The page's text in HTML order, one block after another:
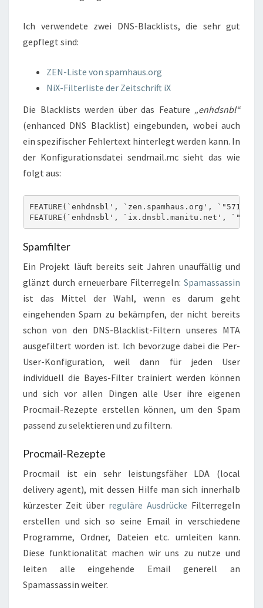
Ich verwendete zwei DNS-Blacklists, die sehr gut
gepflegt sind:
ZEN-Liste von spamhaus.org
NiX-Filterliste der Zeitschrift iX
Die Blacklists werden über das Feature „enhdsnbl“
(enhanced DNS Blacklist) eingebunden, wobei auch
ein spezifischer Fehlertext hinterlegt werden kann. In
der Konfigurationsdatei sendmail.mc sieht das wie
folgt aus:
FEATURE(`enhdnsbl', `zen.spamhaus.org',
FEATURE(`enhdnsbl', `ix.dnsbl.manitu.net',
Spamfilter
Ein Projekt läuft bereits seit Jahren unauffällig und
glänzt durch erneuerbare Filterregeln: Spamassassin
ist das Mittel der Wahl, wenn es darum geht
eingehenden Spam zu bekämpfen, der nicht bereits
schon von den DNS-Blacklist-Filtern unseres MTA
ausgefiltert worden ist. Ich bevorzuge dabei die Per-
User-Konfiguration, weil dann für jeden User
individuell die Bayes-Filter trainiert werden können
und sich vor allen Dingen alle User ihre eigenen
Procmail-Rezepte erstellen können, um den Spam
passend zu selektieren und zu filtern.
Procmail-Rezepte
Procmail ist ein sehr leistungsfäher LDA (local
delivery agent), mit dessen Hilfe man sich innerhalb
kürzester Zeit über reguläre Ausdrücke Filterregeln
erstellen und sich so seine Email in verschiedene
Programme, Ordner, Dateien etc. umleiten kann.
Diese funktionalität machen wir uns zu nutze und
leiten alle eingehende Email generell an
Spamassassin weiter.